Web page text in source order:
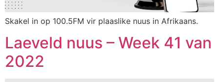
Skakel in op 100.5FM vir plaaslike nuus in Afrikaans.
Laeveld nuus – Week 41 van
2022